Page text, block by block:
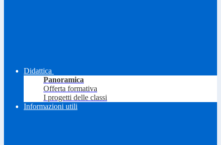
Didattica
Panoramica
Offerta formativa
I progetti delle classi
Informazioni utili